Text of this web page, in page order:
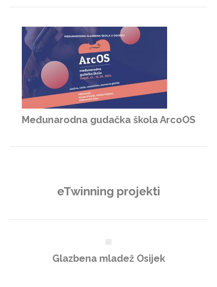
Međunarodna gudačka škola ArcoOS
eTwinning projekti
Glazbena mladež Osijek